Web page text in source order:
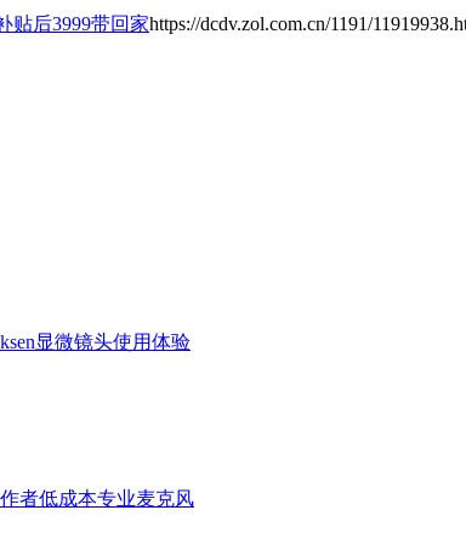
贴后3999带回家https://dcdv.zol.com.cn/1191/
显微镜头使用体验
者低成本专业麦克风